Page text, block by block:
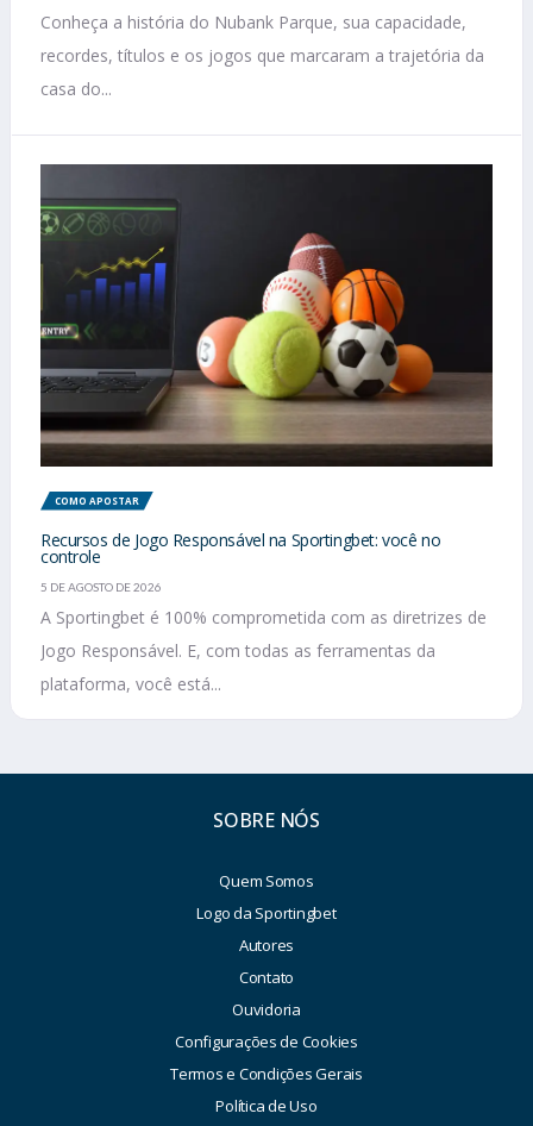
Conheça a história do Nubank Parque, sua capacidade,
recordes, títulos e os jogos que marcaram a trajetória da
casa do...
COMO APOSTAR
Recursos de Jogo Responsável na Sportingbet: você no
controle
5 DE AGOSTO DE 2026
A Sportingbet é 100% comprometida com as diretrizes de
Jogo Responsável. E, com todas as ferramentas da
plataforma, você está...
SOBRE NÓS
Quem Somos
Logo da Sportingbet
Autores
Contato
Ouvidoria
Configurações de Cookies
Termos e Condições Gerais
Política de Uso